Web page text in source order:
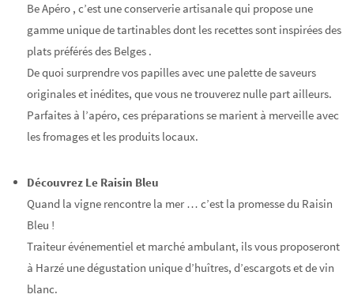
Be Apéro , c’est une conserverie artisanale qui propose une
gamme unique de tartinables dont les recettes sont inspirées des
plats préférés des Belges .
De quoi surprendre vos papilles avec une palette de saveurs
originales et inédites, que vous ne trouverez nulle part ailleurs.
Parfaites à l’apéro, ces préparations se marient à merveille avec
les fromages et les produits locaux.
Découvrez Le Raisin Bleu
Quand la vigne rencontre la mer … c’est la promesse du Raisin
Bleu !
Traiteur événementiel et marché ambulant, ils vous proposeront
à Harzé une dégustation unique d’huîtres, d’escargots et de vin
blanc.